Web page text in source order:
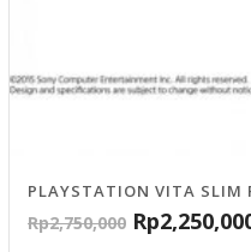
PLAYSTATION VITA SLIM
Rp2,750,000 Rp